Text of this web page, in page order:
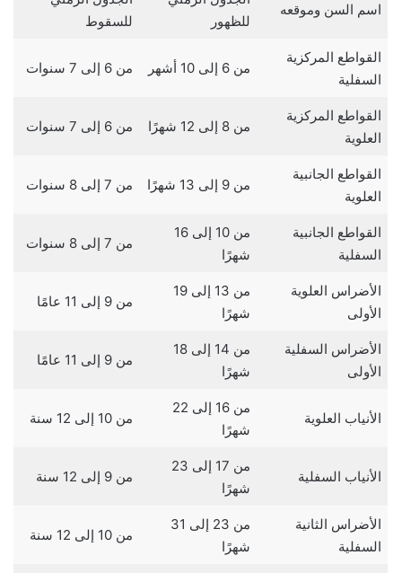
اسم السن وموقعه
للظهور
للسقوط
القواطع المركزية
السفلية
من 6 إلى 10 أشهر من 6 إلى 7 سنوات
القواطع المركزية
العلوية
من 8 إلى 12 شهرًا من 6 إلى 7 سنوات
القواطع الجانبية
العلوية
من 9 إلى 13 شهرًا من 7 إلى 8 سنوات
القواطع الجانبية
السفلية
من 10 إلى 16
شهرًا
من 7 إلى 8 سنوات
الأضراس العلوية
الأولى
من 13 إلى 19
شهرًا
من 9 إلى 11 عامًا
الأضراس السفلية
الأولى
من 14 إلى 18
شهرًا
من 9 إلى 11 عامًا
الأنياب العلوية
من 16 إلى 22
شهرًا
من 10 إلى 12 سنة
الأنياب السفلية
من 17 إلى 23
شهرًا
من 9 إلى 12 سنة
الأضراس الثانية
السفلية
من 23 إلى 31
شهرًا
من 10 إلى 12 سنة